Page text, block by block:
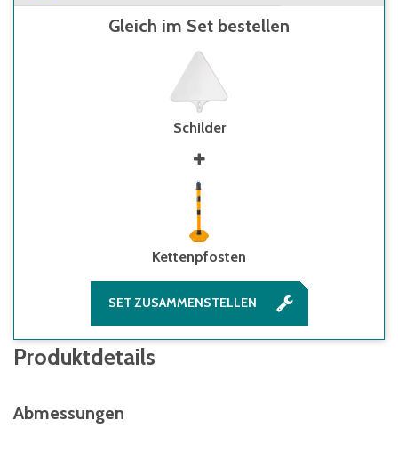
Gleich im Set bestellen
Schilder
Kettenpfosten
SET ZUSAMMENSTELLEN
Produktdetails
Abmessungen